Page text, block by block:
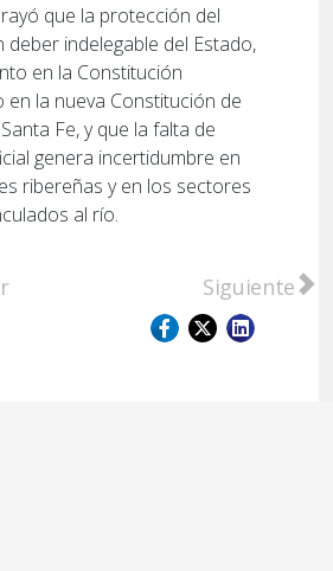
que la protección del
deber indelegable del Estado,
en la Constitución
en la nueva Constitución de
Fe, y que la falta de
genera incertidumbre en
ribereñas y en los sectores
al río.
Jesús Monzón renovó su
Artículo
Siguiente